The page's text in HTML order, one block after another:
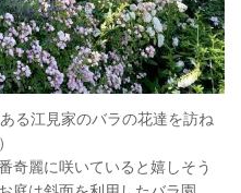
る江見家のバラの花達を訪ね
）
奇麗に咲いていると嬉しそう